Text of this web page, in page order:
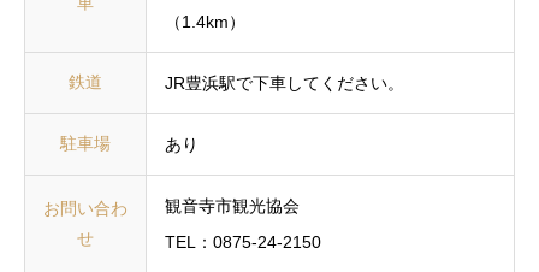
（1.4km）
鉄道 JR豊浜駅で下車してください。
駐車場 あり
お問い合わ
せ
観音寺市観光協会
TEL：0875-24-2150